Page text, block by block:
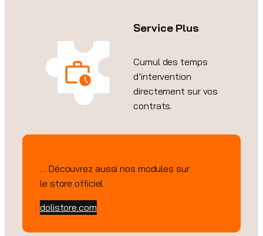
Service Plus
Cumul des temps
d’intervention
directement sur vos
contrats.
… Découvrez aussi nos modules sur
le store officiel
dolistore.com